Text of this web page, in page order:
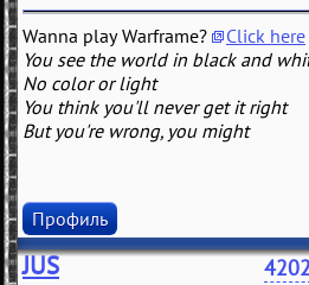
Wanna play Warframe? Click here
You see the world in black and
No color or light
You think you'll never get it right
But you're wrong, you might
Профиль
JUS 4202